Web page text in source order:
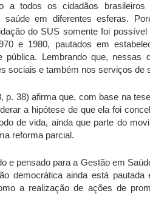
a todos os cidadãos
saúde em diferentes esferas.
do SUS somente foi
e 1980, pautados em
pública. Lembrando que,
sociais e também nos serviços de
p. 38) afirma que, com base na
a hipótese de que ela foi
de vida, ainda que parte do
reforma parcial.
e pensado para a Gestão em
democrática ainda está
a realização de ações de